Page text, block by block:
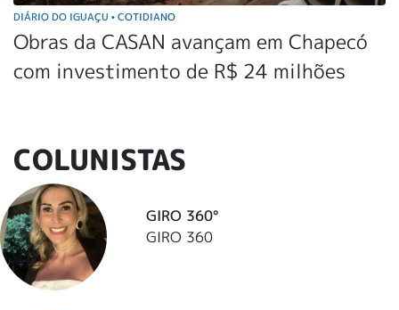
DIÁRIO DO IGUAÇU • COTIDIANO
Obras da CASAN avançam em Chapecó
com investimento de R$ 24 milhões
COLUNISTAS
GIRO 360°
GIRO 360